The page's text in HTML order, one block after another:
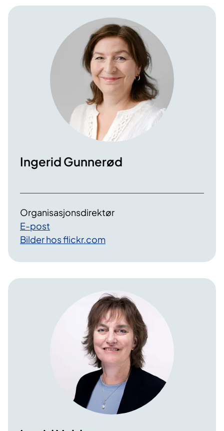
Ingerid Gunnerød
Organisasjonsdirektør
E-post
Bilder hos flickr.com